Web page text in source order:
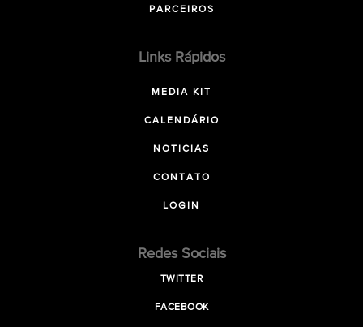
PARCEIROS
Links Rápidos
MEDIA KIT
CALENDÁRIO
NOTICIAS
CONTATO
LOGIN
Redes Sociais
TWITTER
FACEBOOK